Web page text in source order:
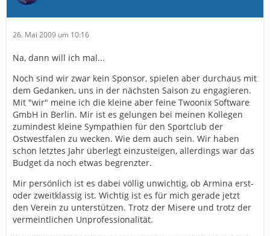
26. Mai 2009 um 10:16
Na, dann will ich mal...
Noch sind wir zwar kein Sponsor, spielen aber durchaus mit
dem Gedanken, uns in der nächsten Saison zu engagieren.
Mit "wir" meine ich die kleine aber feine Twoonix Software
GmbH in Berlin. Mir ist es gelungen bei meinen Kollegen
zumindest kleine Sympathien für den Sportclub der
Ostwestfalen zu wecken. Wie dem auch sein. Wir haben
schon letztes Jahr überlegt einzusteigen, allerdings war das
Budget da noch etwas begrenzter.
Mir persönlich ist es dabei völlig unwichtig, ob Armina erst-
oder zweitklassig ist. Wichtig ist es für mich gerade jetzt
den Verein zu unterstützen. Trotz der Misere und trotz der
vermeintlichen Unprofessionalität.